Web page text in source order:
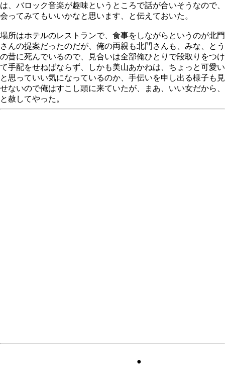
は、バロック音楽が趣味というところで話が合いそうなので、
会ってみてもいいかなと思います、と伝えておいた。
場所はホテルのレストランで、食事をしながらというのが北門
さんの提案だったのだが、俺の両親も北門さんも、みな、とう
の昔に死んでいるので、見合いは全部俺ひとりで段取りをつけ
て手配をせねばならず、しかも美山あかねは、ちょっと可愛い
と思っていい気になっているのか、手伝いを申し出る様子も見
せないので俺はすこし頭に来ていたが、まあ、いい女だから、
と赦してやった。
●